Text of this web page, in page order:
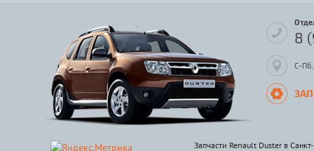
8
С-Пб,
Запчасти Renault Duster в